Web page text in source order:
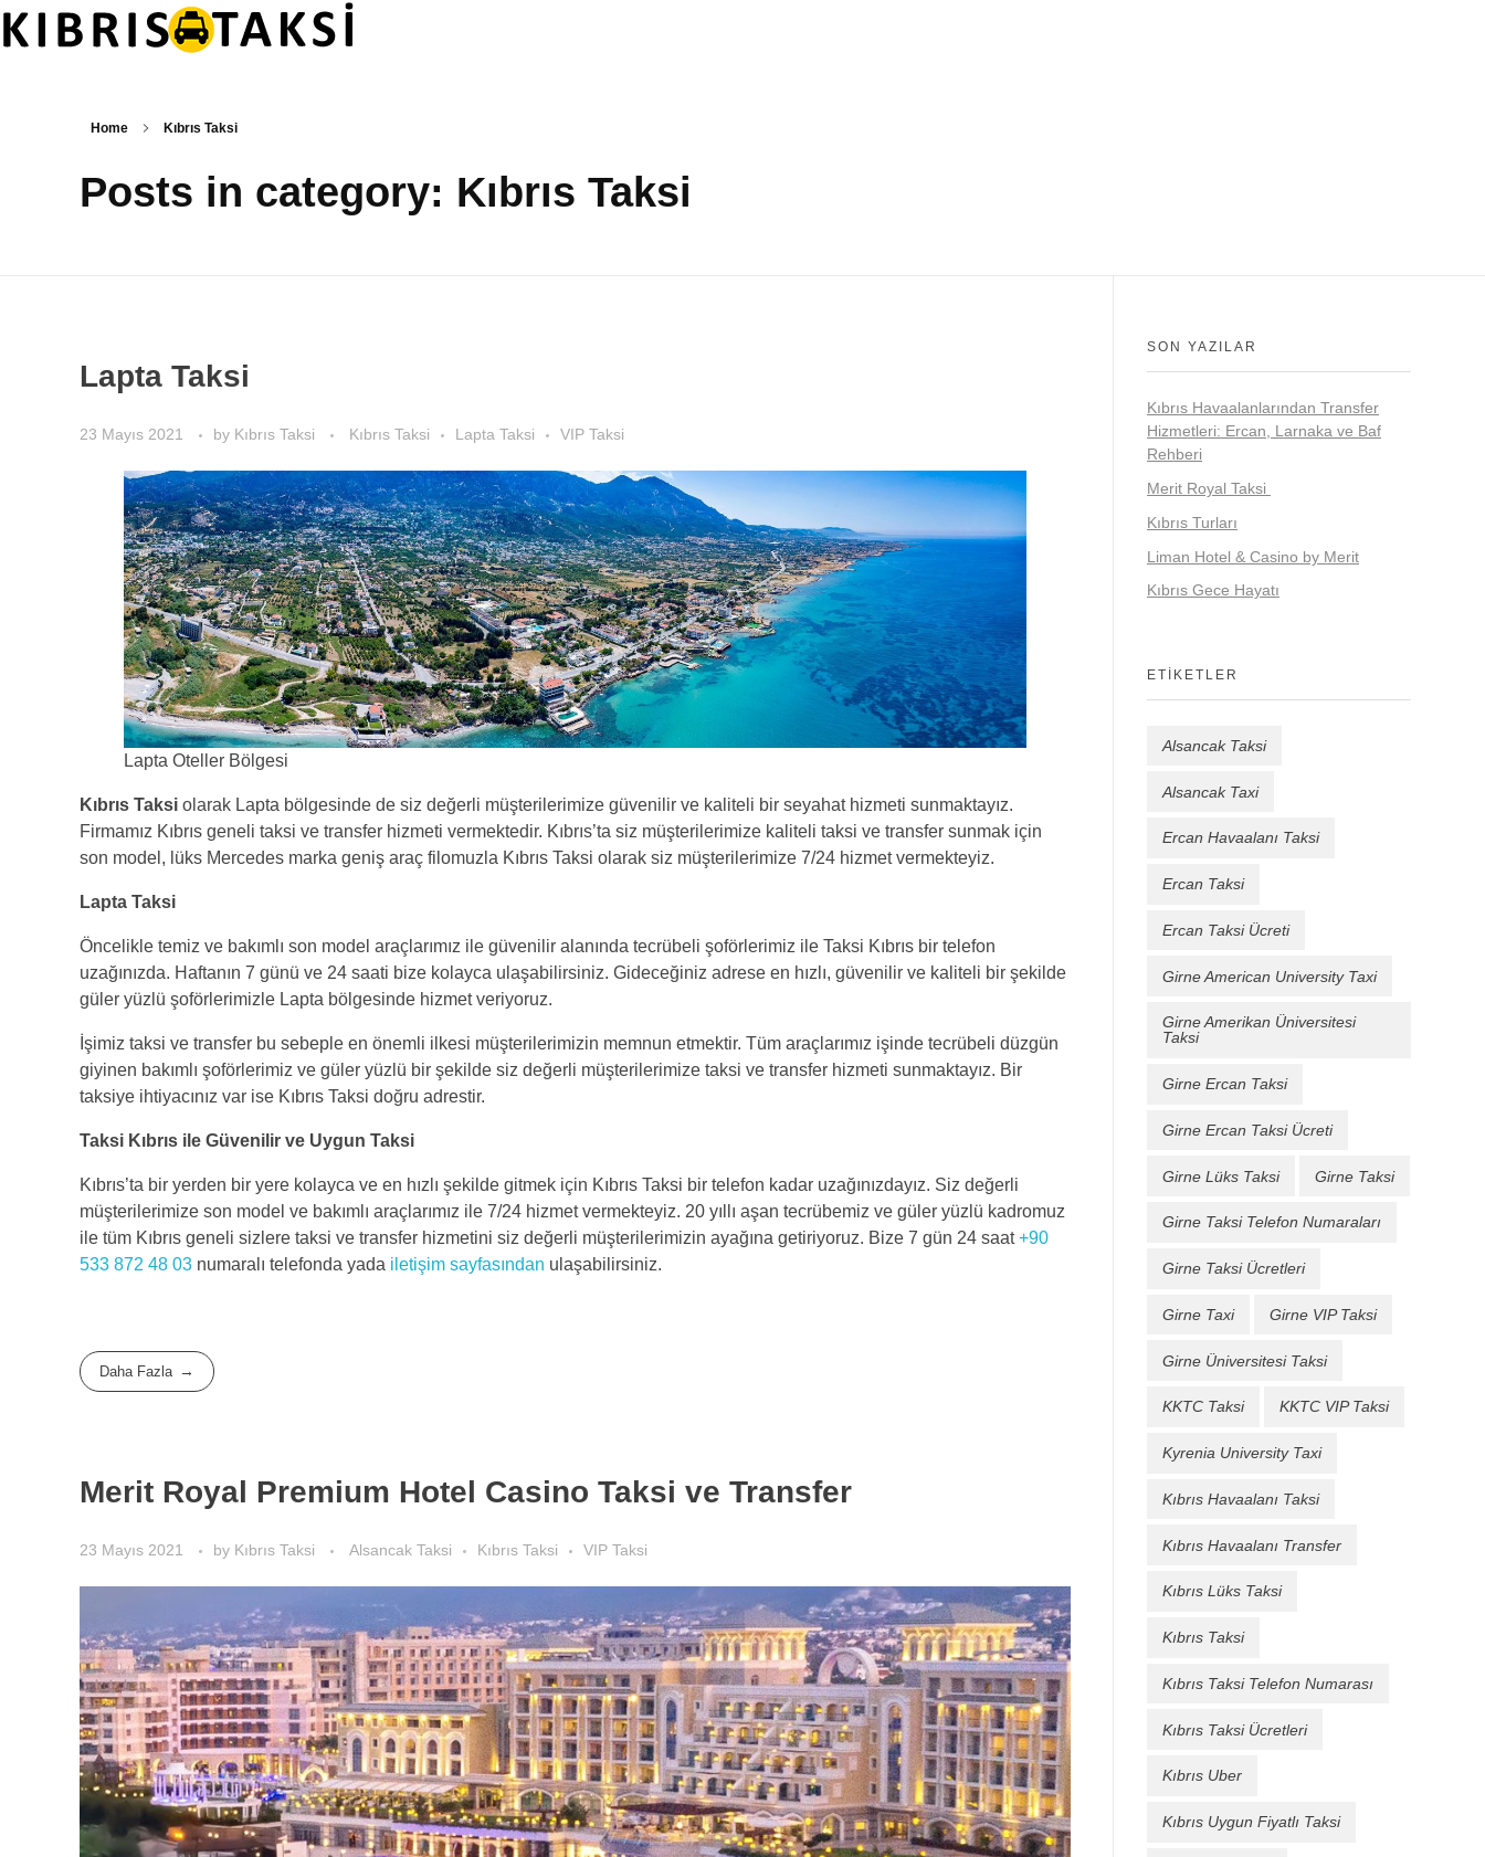
Home Kıbrıs Taksi
Posts in category: Kıbrıs Taksi
Lapta Taksi
23 Mayıs 2021 by Kıbrıs Taksi Kıbrıs Taksi Lapta Taksi VIP Taksi
Lapta Oteller Bölgesi
Kıbrıs Taksi olarak Lapta bölgesinde de siz değerli müşterilerimize güvenilir ve kaliteli bir seyahat hizmeti sunmaktayız.
Firmamız Kıbrıs geneli taksi ve transfer hizmeti vermektedir. Kıbrıs’ta siz müşterilerimize kaliteli taksi ve transfer sunmak için
son model, lüks Mercedes marka geniş araç filomuzla Kıbrıs Taksi olarak siz müşterilerimize 7/24 hizmet vermekteyiz.
Lapta Taksi
Öncelikle temiz ve bakımlı son model araçlarımız ile güvenilir alanında tecrübeli şoförlerimiz ile Taksi Kıbrıs bir telefon
uzağınızda. Haftanın 7 günü ve 24 saati bize kolayca ulaşabilirsiniz. Gideceğiniz adrese en hızlı, güvenilir ve kaliteli bir şekilde
güler yüzlü şoförlerimizle Lapta bölgesinde hizmet veriyoruz.
İşimiz taksi ve transfer bu sebeple en önemli ilkesi müşterilerimizin memnun etmektir. Tüm araçlarımız işinde tecrübeli düzgün
giyinen bakımlı şoförlerimiz ve güler yüzlü bir şekilde siz değerli müşterilerimize taksi ve transfer hizmeti sunmaktayız. Bir
taksiye ihtiyacınız var ise Kıbrıs Taksi doğru adrestir.
Taksi Kıbrıs ile Güvenilir ve Uygun Taksi
Kıbrıs’ta bir yerden bir yere kolayca ve en hızlı şekilde gitmek için Kıbrıs Taksi bir telefon kadar uzağınızdayız. Siz değerli
müşterilerimize son model ve bakımlı araçlarımız ile 7/24 hizmet vermekteyiz. 20 yıllı aşan tecrübemiz ve güler yüzlü kadromuz
ile tüm Kıbrıs geneli sizlere taksi ve transfer hizmetini siz değerli müşterilerimizin ayağına getiriyoruz. Bize 7 gün 24 saat+90
533 872 48 03 numaralı telefonda yada iletişim sayfasından ulaşabilirsiniz.
Daha Fazla
Merit Royal Premium Hotel Casino Taksi ve Transfer
23 Mayıs 2021 by Kıbrıs Taksi Alsancak Taksi Kıbrıs Taksi VIP Taksi
SON YAZILAR
Kıbrıs Havaalanlarından Transfer
Hizmetleri: Ercan, Larnaka ve Baf
Rehberi
Merit Royal Taksi
Kıbrıs Turları
Liman Hotel & Casino by Merit
Kıbrıs Gece Hayatı
ETIKETLER
Alsancak Taksi
Alsancak Taxi
Ercan Havaalanı Taksi
Ercan Taksi
Ercan Taksi Ücreti
Girne American University Taxi
Girne Amerikan Üniversitesi
Taksi
Girne Ercan Taksi
Girne Ercan Taksi Ücreti
Girne Lüks Taksi Girne Taksi
Girne Taksi Telefon Numaraları
Girne Taksi Ücretleri
Girne Taxi Girne VIP Taksi
Girne Üniversitesi Taksi
KKTC Taksi KKTC VIP Taksi
Kyrenia University Taxi
Kıbrıs Havaalanı Taksi
Kıbrıs Havaalanı Transfer
Kıbrıs Lüks Taksi
Kıbrıs Taksi
Kıbrıs Taksi Telefon Numarası
Kıbrıs Taksi Ücretleri
Kıbrıs Uber
Kıbrıs Uygun Fiyatlı Taksi